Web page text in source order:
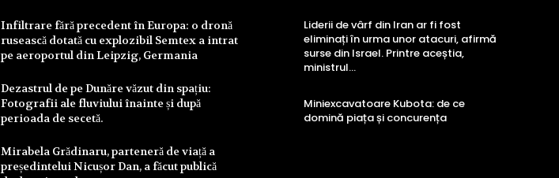
Infiltrare fără precedent în Europa: o dronă
rusească dotată cu explozibil Semtex a intrat
pe aeroportul din Leipzig, Germania
Dezastrul de pe Dunăre văzut din spațiu:
Fotografii ale fluviului înainte și după
perioada de secetă.
Mirabela Grădinaru, parteneră de viață a
președintelui Nicușor Dan, a făcut publică
Liderii de vârf din Iran ar fi fost
eliminați în urma unor atacuri, afirmă
surse din Israel. Printre aceștia,
ministrul…
Miniexcavatoare Kubota: de ce
domină piața și concurența